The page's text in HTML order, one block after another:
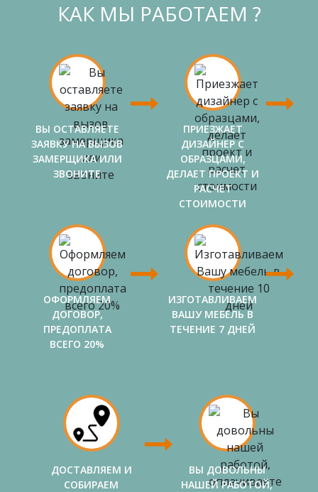
КАК МЫ РАБОТАЕМ ?
ВЫ ОСТАВЛЯЕТЕ
ЗАЯВКУ НА ВЫЗОВ
ЗАМЕРЩИКА ИЛИ
ЗВОНИТЕ
ПРИЕЗЖАЕТ
ДИЗАЙНЕР С
ОБРАЗЦАМИ,
ДЕЛАЕТ ПРОЕКТ И
РАСЧЕТ
СТОИМОСТИ
ОФОРМЛЯЕМ
ДОГОВОР,
ПРЕДОПЛАТА
ВСЕГО 20%
ИЗГОТАВЛИВАЕМ
ВАШУ МЕБЕЛЬ В
ТЕЧЕНИЕ 7 ДНЕЙ
ДОСТАВЛЯЕМ И
СОБИРАЕМ
ВЫ ДОВОЛЬНЫ
НАШЕЙ РАБОТОЙ,